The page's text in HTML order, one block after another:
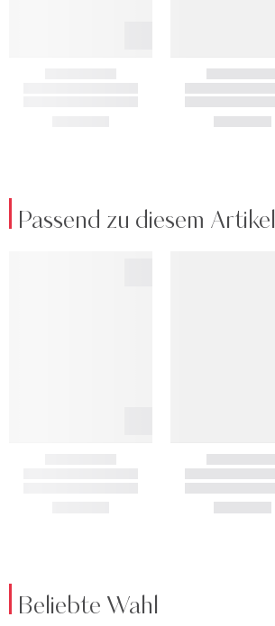
Passend zu diesem Artikel
Beliebte Wahl